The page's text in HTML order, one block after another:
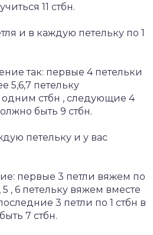
11 стбн.
и в каждую петельку по 1
так: первые 4 петельки
5,6,7 петельку
стбн , следующие 4
быть 9 стбн.
петельку и у вас
первые 3 петли вяжем по
, 6 петельку вяжем вместе
3 петли по 1 стбн в
7 стбн.